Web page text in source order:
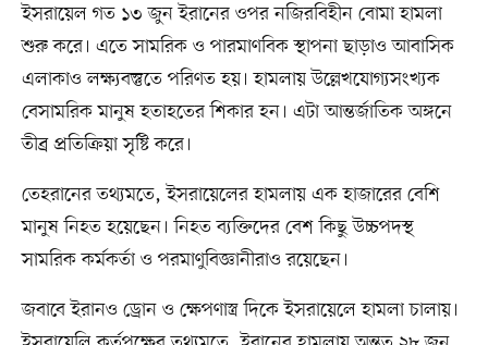
ইসরায়েল গত ১৩ জুন ইরানের ওপর নজিরবিহীন বোমা হামলা
শুরু করে। এতে সামরিক ও পারমাণবিক স্থাপনা ছাড়াও আবাসিক
এলাকাও লক্ষ্যবস্তুতে পরিণত হয়। হামলায় উল্লেখযোগ্যসংখ্যক
বেসামরিক মানুষ হতাহতের শিকার হন। এটা আন্তর্জাতিক অঙ্গনে
তীব্র প্রতিক্রিয়া সৃষ্টি করে।
তেহরানের তথ্যমতে, ইসরায়েলের হামলায় এক হাজারের বেশি
মানুষ নিহত হয়েছেন। নিহত ব্যক্তিদের বেশ কিছু উচ্চপদস্থ
সামরিক কর্মকর্তা ও পরমাণুবিজ্ঞানীরাও রয়েছেন।
জবাবে ইরানও ড্রোন ও ক্ষেপণাস্ত্র দিকে ইসরায়েলে হামলা চালায়।